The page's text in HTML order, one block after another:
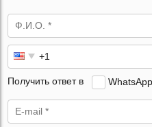
Получить ответ в WhatsApp